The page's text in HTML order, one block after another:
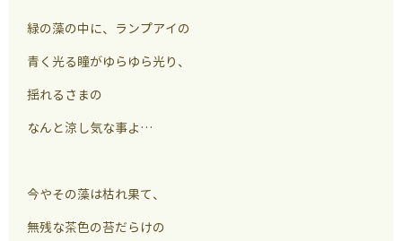
緑の藻の中に、ランプアイの
青く光る瞳がゆらゆら光り、
揺れるさまの
なんと涼し気な事よ…
今やその藻は枯れ果て、
無残な茶色の苔だらけの